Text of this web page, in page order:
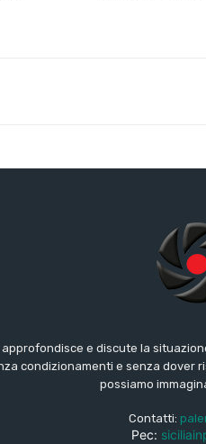
e discute la
condizionamenti e senza dover
possiamo
Contatti:
Pec: